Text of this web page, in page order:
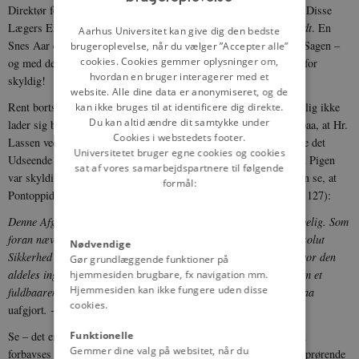
Direktør for Fødselsstiftelsen
Stadfeldt
Disse
Lægers Erklæring gik ud paa, atAne Christiansen ikke havde født. En
Snes Aar efter skriver Professor Pontoppidan en Afhandling om Sagen –
og med denne Afhandling som Bevis erklærer Hr. Lassen Pigen for
skyldig!
Rent bortset fra, at Pontoppidans teoretiske Afhandling selvfølgelig ikke
lader sig benytte som Bevismateriale, maa vi gøre opmærksom paa, at Hr.
Lassen ved en ny ’Fejlhuskning’ begaar en Tilsnigelse ved at give det
Udseende af, at Professor Pontoppidan afgørende har erklæret, at Pigen
var skyldig. Ved at slaa op i den paagældende Afhandling vil man se, at
Pontoppidan kun antyder
. Pontoppidan skriver (Side 127):
Denne Afgørelse (Højesterets sidste Dom) er ingenlunde uangribelig. Som
foran nævnt er det meget tvivlsomt, om man nogen Sinde med absolut
Sikkerhed kan udelukke Muligheden af stedfunden Fødsel, selv hvor den
aldeles ingen Tegn har efterladt, og selv hvor Spørgsmaalet er om et
fuldbaarent Barn:Retsmedicinskmaa Fejø-Sagen siges at henstaa
uafgjort. - - -
Se – det er noget ganske andet end Hr. Lassens:
forbavses over, at Højesterets Justitiarius for at underbygge den oprørende
DANISH
Aarhus Universitet kan give dig den bedste
brugeroplevelse, når du vælger ”Accepter alle”
cookies. Cookies gemmer oplysninger om,
hvordan en bruger interagerer med et
website. Alle dine data er anonymiseret, og de
kan ikke bruges til at identificere dig direkte.
Du kan altid ændre dit samtykke under
Cookies i webstedets footer.
Universitetet bruger egne cookies og cookies
sat af vores samarbejdspartnere til følgende
formål:
Nødvendige
Gør grundlæggende funktioner på
hjemmesiden brugbare, fx navigation mm.
Hjemmesiden kan ikke fungere uden disse
cookies.
Funktionelle
Gemmer dine valg på websitet, når du